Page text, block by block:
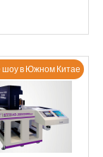
шоу в Южном Китае